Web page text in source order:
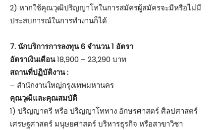
2) หากใช้คุณวุฒิปริญญาโทในการสมัครผู้สมัครจะมีหรือไม่มี
ประสบการณ์ในการทำงานก็ได้
7. นักบริการการลงทุน 6 จำนวน 1 อัตรา
อัตราเงินเดือน18,900 – 23,290 บาท
สถานที่ปฏิบัติงาน :
– สำนักงานใหญ่กรุงเทพมหานคร
คุณวุฒิและคุณสมบัติ
1) ปริญญาตรี หรือ ปริญญาโททาง อักษรศาสตร์ ศิลปศาสตร์
เศรษฐศาสตร์ มนุษยศาสตร์ บริหารธุรกิจ หรือสาขาวิชา